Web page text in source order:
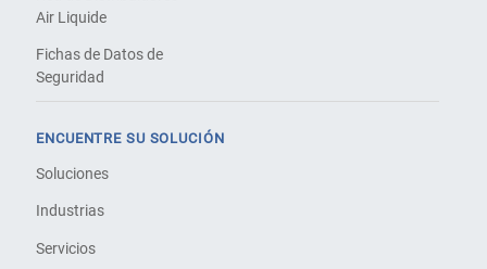
Air Liquide
Fichas de Datos de
Seguridad
ENCUENTRE SU SOLUCIÓN
Soluciones
Industrias
Servicios